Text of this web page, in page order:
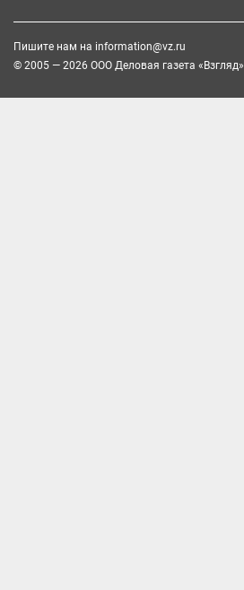
Пишите нам на information@vz.ru
© 2005 — 2026 ООО Деловая газета «Взгляд»